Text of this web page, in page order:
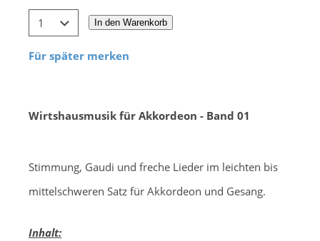
In den Warenkorb
Für später merken
Wirtshausmusik für Akkordeon - Band 01
Stimmung, Gaudi und freche Lieder im leichten bis
mittelschweren Satz für Akkordeon und Gesang.
Inhalt: